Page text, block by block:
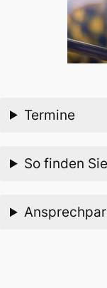
Termine
So finden